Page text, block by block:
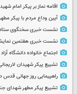
اقامه نماز بر پیکر امام
آیین وداع مردم با پیکر
نشست خبری سخنگوی ستاد
نشست خبری هفتمین
اجتماع خانواده دانشگاه
تشییع پیکر شهیدان
راهپیمایی روز جهانی قدس
تشییع پیکر مطهر شهدای